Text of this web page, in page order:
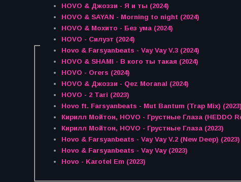
HOVO & Джоззи - Я и ты (2024)
HOVO & SAYAN - Morning to night (2024)
HOVO & Мохито - Без ума (2024)
HOVO - Силуэт (2024)
Hovo & Farsyanbeats - Vay Vay V.3 (2024)
HOVO & SHAMI - В кого ты такая (2024)
HOVO - Orers (2024)
HOVO & Джоззи - Qez Moranal (2024)
HOVO - 2 Tari (2023)
Hovo ft. Farsyanbeats - Mut Bantum (Trap Mix) (2023)
Кирилл Мойтон, HOVO -
Кирилл Мойтон, HOVO - Грустные Глаза (2023)
Hovo & Farsyanbeats - Vay Vay V.2 (New Deep) (2023)
Hovo & Farsyanbeats - Vay Vay (2023)
Hovo - Karotel Em (2023)